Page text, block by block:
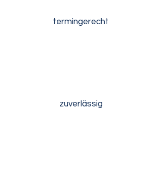
termingerecht
zuverlässig